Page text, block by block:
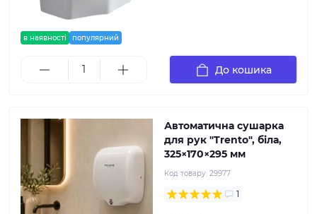
в наявності популярний
До кошика
Автоматична сушарка
для рук "Trento", біла,
325×170×295 мм
Код товару: 29977
1